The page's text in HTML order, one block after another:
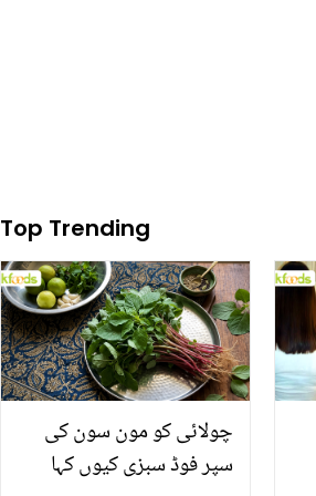
Top Trending
چولائی کو مون سون کی
سپر فوڈ سبزی کیوں کہا